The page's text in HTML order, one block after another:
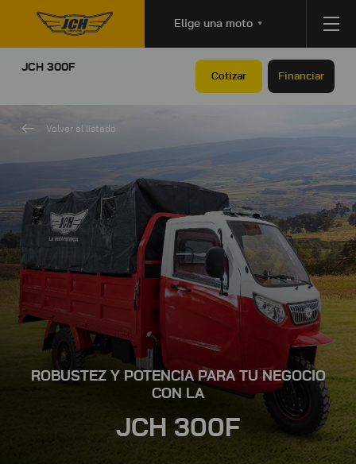
Elige una moto
JCH 300F
Cotizar Financiar
Volver al listado
ROBUSTEZ Y POTENCIA PARA TU NEGOCIO
CON LA
JCH 300F